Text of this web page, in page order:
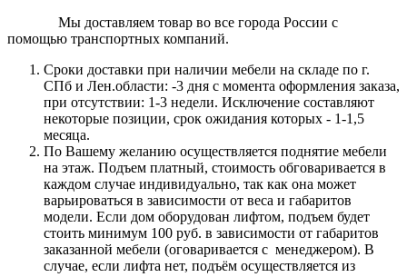
Мы доставляем товар во все города России с
помощью транспортных компаний.
Сроки доставки при наличии мебели на складе по г.
СПб и Лен.области: -3 дня с момента оформления заказа,
при отсутствии: 1-3 недели. Исключение составляют
некоторые позиции, срок ожидания которых - 1-1,5
месяца.
По Вашему желанию осуществляется поднятие мебели
на этаж. Подъем платный, стоимость обговаривается в
каждом случае индивидуально, так как она может
варьироваться в зависимости от веса и габаритов
модели. Если дом оборудован лифтом, подъем будет
стоить минимум 100 руб. в зависимости от габаритов
заказанной мебели (оговаривается с менеджером). В
случае, если лифта нет, подъём осуществляется из